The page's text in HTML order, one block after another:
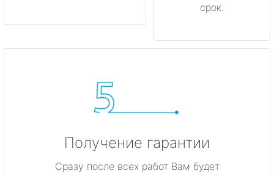
срок.
Получение гарантии
Сразу после всех работ Вам будет